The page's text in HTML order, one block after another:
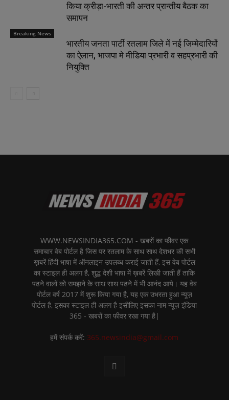
किया क्रीड़ा-भारती की अन्तर प्रान्तीय बैठक का
समापन
Breaking News
भारतीय जनता पार्टी रतलाम जिले में नई जिम्मेदारियों
का ऐलान, भाजपा मे मीडिया प्रभारी व सहप्रभारी की
नियुक्ति
WWW.NEWSINDIA365.COM - खबरों का फीवर एक
समाचार वेब पोर्टल है जिस पर रतलाम के साथ साथ देशभर की सभी
ख़बरें हिंदी भाषा में ऑनलाइन उपलब्ध कराई जाती हैं, इस वेब पोर्टल
का स्टाइल ही अलग है, शुद्ध देशी भाषा में ख़बरें लिखी जाती हैं ताकि
पढने वालों को समझने के साथ साथ पढने में भी आनंद आये। यह वेब
पोर्टल वर्ष 2017 में शुरू किया गया है, यह एक उभरता हुआ न्यूज़
पोर्टल है, इसका स्टाइल ही अलग है इसीलिए इसका नाम न्यूज़ इंडिया
365 - खबरों का फीवर रखा गया है|
हमें संपर्क करें: 365.newsindia@gmail.com